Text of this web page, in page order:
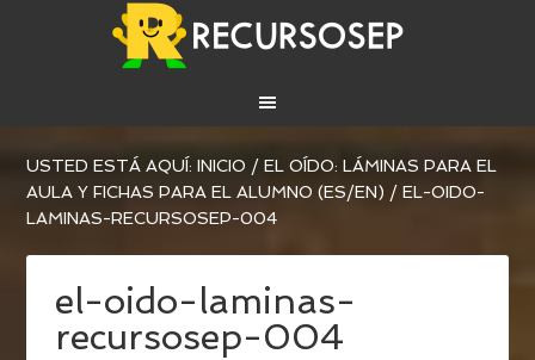
USTED ESTÁ AQUÍ:INICIO / EL OÍDO: LÁMINAS PARA EL
AULA Y FICHAS PARA EL ALUMNO (ES/EN) / EL-OIDO-
LAMINAS-RECURSOSEP-004
el-oido-laminas-
recursosep-004